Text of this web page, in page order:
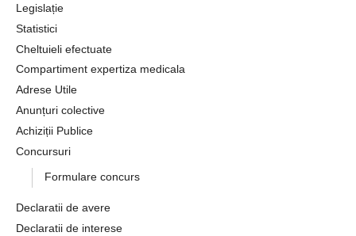
Legislație
Statistici
Cheltuieli efectuate
Compartiment expertiza medicala
Adrese Utile
Anunțuri colective
Achiziții Publice
Concursuri
Formulare concurs
Declaratii de avere
Declaratii de interese